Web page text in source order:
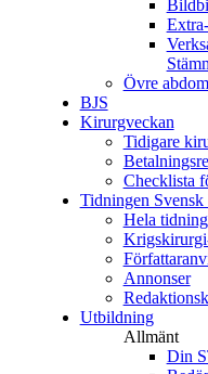
Övre
BJS
Kirurgveckan
Tidigare
Checklista
Tidningen
Hela
Annonser
Utbildning
Allmänt
Din